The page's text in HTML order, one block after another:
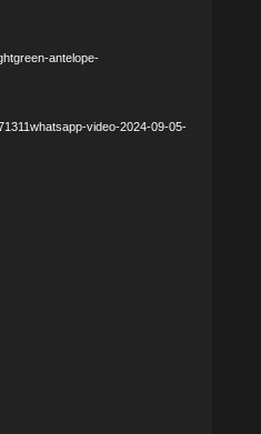
antelope-
video-2024-09-05-